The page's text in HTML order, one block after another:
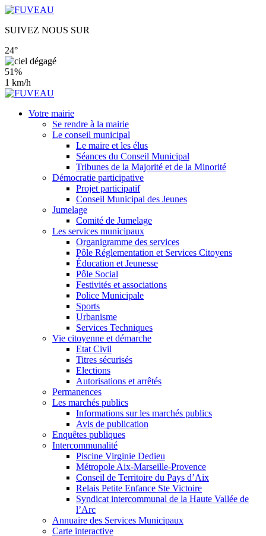
SUIVEZ NOUS SUR
24°
51%
1 km/h
Votre mairie
Se rendre à la mairie
Le conseil municipal
Le maire et les élus
Séances du Conseil Municipal
Tribunes de la Majorité et de la Minorité
Démocratie participative
Projet participatif
Conseil Municipal des Jeunes
Jumelage
Comité de Jumelage
Les services municipaux
Organigramme des services
Pôle Réglementation et Services Citoyens
Éducation et Jeunesse
Pôle Social
Festivités et associations
Police Municipale
Sports
Urbanisme
Services Techniques
Vie citoyenne et démarche
Etat Civil
Titres sécurisés
Elections
Autorisations et arrêtés
Permanences
Les marchés publics
Informations sur les marchés publics
Avis de publication
Enquêtes publiques
Intercommunalité
Piscine Virginie Dedieu
Métropole Aix-Marseille-Provence
Conseil de Territoire du Pays d’Aix
Relais Petite Enfance Ste Victoire
Syndicat intercommunal de la Haute Vallée de
l’Arc
Annuaire des Services Municipaux
Carte interactive